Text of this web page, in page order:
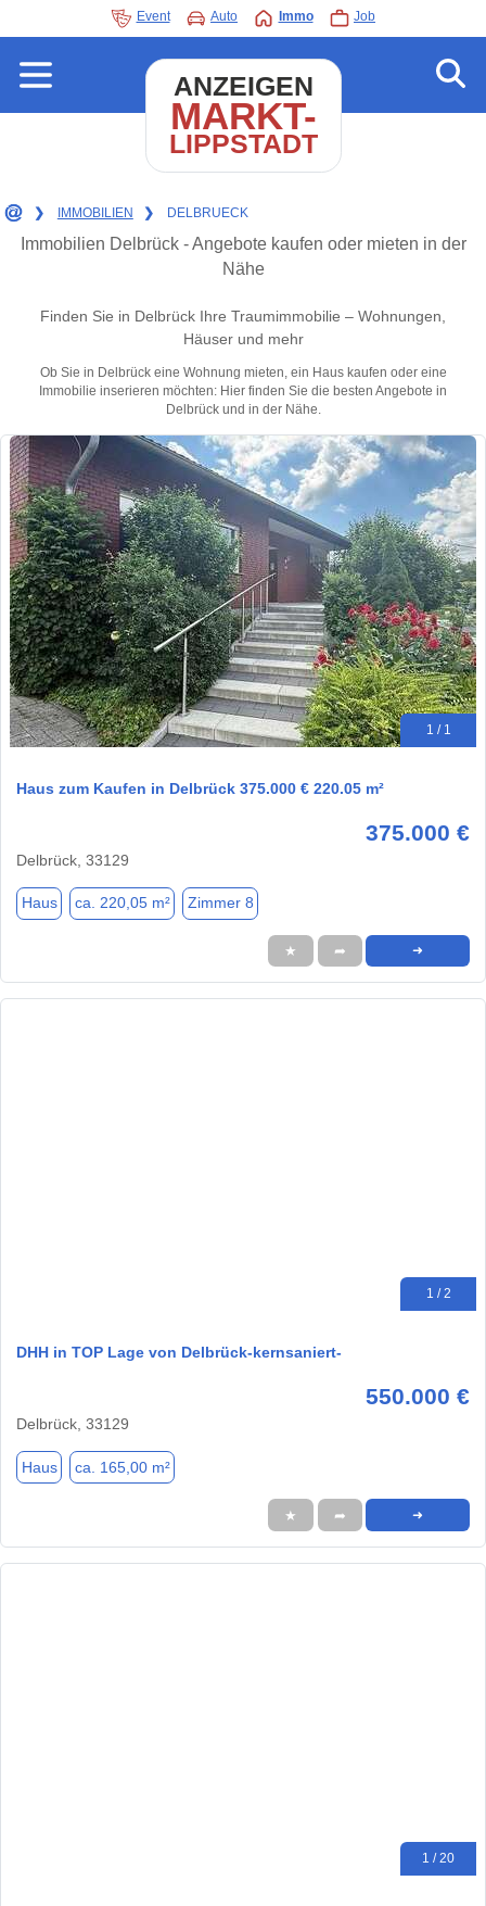
Event Auto Immo Job
ANZEIGEN
MARKT-
LIPPSTADT
❯ IMMOBILIEN ❯ DELBRUECK
Immobilien Delbrück - Angebote kaufen oder mieten in der
Nähe
Finden Sie in Delbrück Ihre Traumimmobilie – Wohnungen,
Häuser und mehr
Ob Sie in Delbrück eine Wohnung mieten, ein Haus kaufen oder eine
Immobilie inserieren möchten: Hier finden Sie die besten Angebote in
Delbrück und in der Nähe.
1 / 1
Haus zum Kaufen in Delbrück 375.000 € 220.05 m²
375.000 €
Delbrück, 33129
Haus ca. 220,05 m² Zimmer 8
★ ➦ ➜
1 / 2
DHH in TOP Lage von Delbrück-kernsaniert-
550.000 €
Delbrück, 33129
Haus ca. 165,00 m²
★ ➦ ➜
1 / 20